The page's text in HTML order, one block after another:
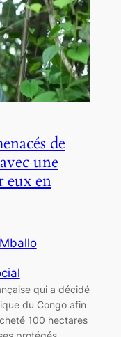
de
une
eux en
qui a décidé
du Congo afin
100 hectares